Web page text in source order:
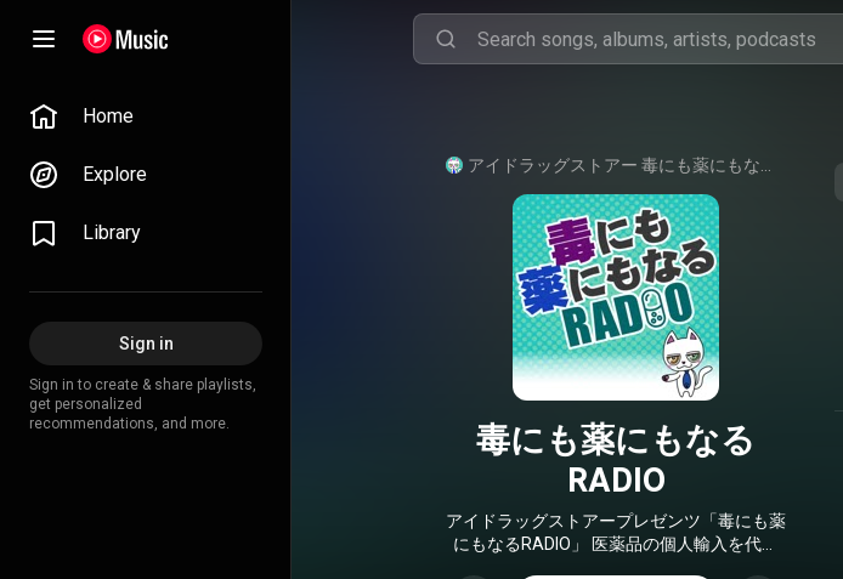
Home
Explore
Library
Sign in
Sign in to create & share playlists,
get personalized
recommendations, and more.
毒にも薬にもなる
RADIO
アイドラッグストアープレゼンツ「毒にも薬
にもなるRADIO」 医薬品の個人輸入を代行